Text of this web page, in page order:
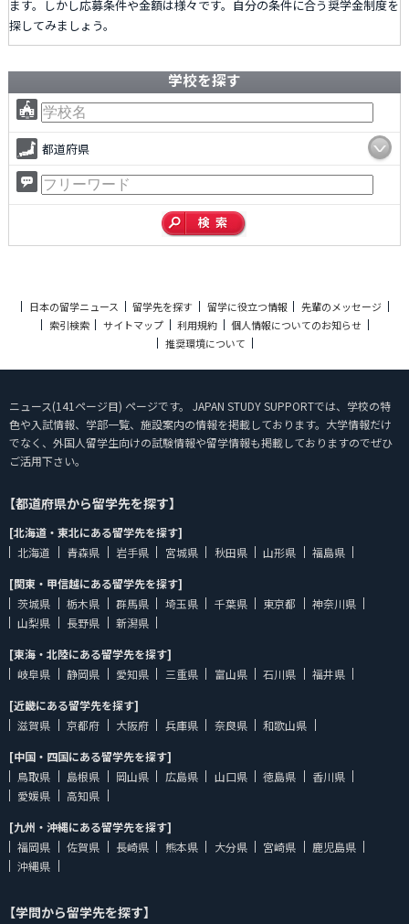
ます。しかし応募条件や金額は様々です。自分の条件に合う奨学金制度を
探してみましょう。
学校を探す
都道府県
日本の留学ニュース 留学先を探す 留学に役立つ情報
先輩のメッセージ
索引検索
サイトマップ 利用規約
個人情報についてのお知らせ
推奨環境について
ニュース(141ページ目) ページです。 JAPAN STUDY SUPPORTでは、学校の特
色や入試情報、学部一覧、施設案内の情報を掲載しております。大学情報だけ
でなく、外国人留学生向けの試験情報や留学情報も掲載しておりますのでぜひ
ご活用下さい。
【都道府県から留学先を探す】
[北海道・東北にある留学先を探す]
北海道
青森県 岩手県 宮城県 秋田県 山形県
福島県
[関東・甲信越にある留学先を探す]
茨城県
栃木県 群馬県 埼玉県 千葉県 東京都
神奈川県
山梨県
長野県
新潟県
[東海・北陸にある留学先を探す]
岐阜県
静岡県 愛知県 三重県 富山県 石川県
福井県
[近畿にある留学先を探す]
滋賀県
京都府 大阪府 兵庫県 奈良県
和歌山県
[中国・四国にある留学先を探す]
鳥取県
島根県 岡山県 広島県 山口県 徳島県
香川県
愛媛県
高知県
[九州・沖縄にある留学先を探す]
福岡県
佐賀県 長崎県 熊本県 大分県 宮崎県
鹿児島県
沖縄県
【学問から留学先を探す】